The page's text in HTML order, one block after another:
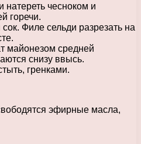
чесноком и
горечи.
Филе сельди разрезать на
майонезом средней
снизу ввысь.
гренками.
эфирные масла,